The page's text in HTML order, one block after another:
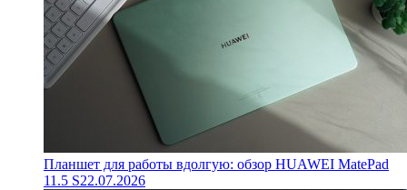
Планшет для работы вдолгую: обзор HUAWEI MatePad
11.5 S22.07.2026